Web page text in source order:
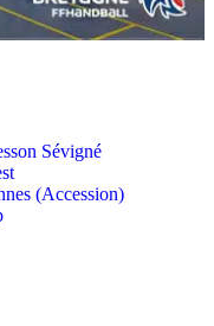
Sévigné
(Accession)